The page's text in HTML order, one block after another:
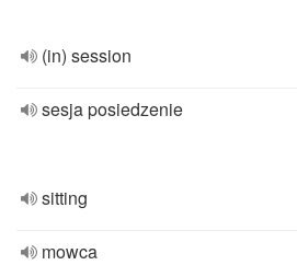
(in) session
sesja posiedzenie
sitting
mowca